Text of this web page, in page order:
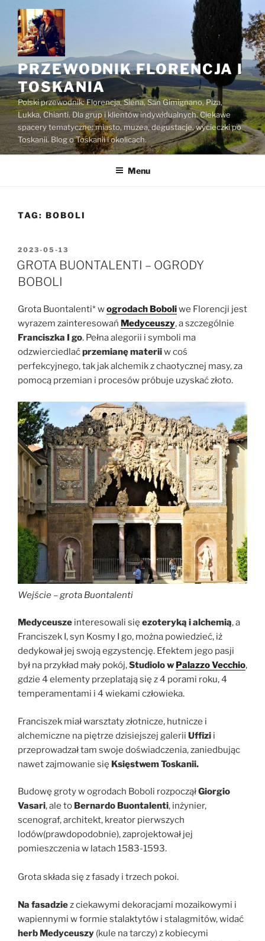
Przejdź
treści
PRZEWODNIK FLORENCJA I
TOSKANIA
Polski przewodnik: Florencja, Siena, San Gimignano, Piza,
Lukka, Chianti. Dla grup i klientów indywidualnych. Ciekawe
spacery tematyczne: miasto, muzea, degustacje, wycieczki po
Toskanii. Blog o Toskanii i okolicach.
Menu
TAG: BOBOLI
OPUBLIKOWANE
W
2023-05-13
GROTA BUONTALENTI – OGRODY
BOBOLI
Grota Buontalenti* wogrodach Boboliwe Florencji jest
wyrazem zainteresowań Medyceuszy, a szczególnie
Franciszka I go. Pełna alegorii i symboli ma
odzwierciedlaćprzemianę materiiw coś
perfekcyjnego, tak jak alchemik z chaotycznej masy, za
pomocą przemian i procesów próbuje uzyskać złoto.
Wejście – grota Buontalenti
Medyceusze interesowali się ezoteryką i alchemią, a
Franciszek I, syn Kosmy I go, można powiedzieć, iż
dedykował jej swoją egzystencję. Efektem jego pasji
był na przykład mały pokój,Studiolo w Palazzo Vecchio,
gdzie 4 elementy przeplatają się z 4 porami roku, 4
temperamentami i 4 wiekami człowieka.
Franciszek miał warsztaty złotnicze, hutnicze i
alchemiczne na piętrze dzisiejszej galerii Uffizi i
przeprowadzał tam swoje doświadczenia, zaniedbując
nawet zajmowanie się Księstwem Toskanii.
Budowę groty w ogrodach Boboli rozpocząłGiorgio
Vasari, ale to Bernardo Buontalenti, inżynier,
scenograf, architekt, kreator pierwszych
lodów(prawdopodobnie), zaprojektował jej
pomieszczenia w latach 1583-1593.
Grota składa się z fasady i trzech pokoi.
Na fasadziez ciekawymi dekoracjami mozaikowymi i
wapiennymi w formie stalaktytów i stalagmitów, widać
herb Medyceuszy (kule na tarczy) z kobiecymi